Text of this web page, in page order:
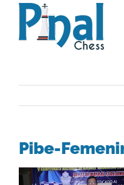
Saltar
contenido
Pibe-